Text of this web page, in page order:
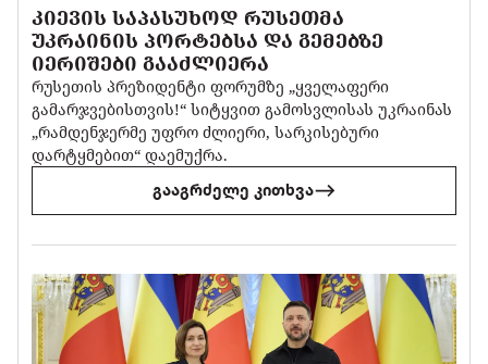
ᲙᲘᲔᲕᲘᲡ ᲡᲐᲞᲐᲡᲣᲮᲝᲓ ᲠᲣᲡᲔᲗᲛᲐ
ᲣᲙᲠᲐᲘᲜᲘᲡ ᲞᲝᲠᲢᲔᲑᲡᲐ ᲓᲐ ᲒᲔᲛᲔᲑᲖᲔ
ᲘᲔᲠᲘᲨᲔᲑᲘ ᲒᲐᲐᲫᲚᲘᲔᲠᲐ
რუსეთის პრეზიდენტი ფორუმზე „ყველაფერი
გამარჯვებისთვის!“ სიტყვით გამოსვლისას უკრაინას
„რამდენჯერმე უფრო ძლიერი, სარკისებური
დარტყმებით“ დაემუქრა.
გააგრძელე კითხვა